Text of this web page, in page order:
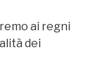
ai regni
dei